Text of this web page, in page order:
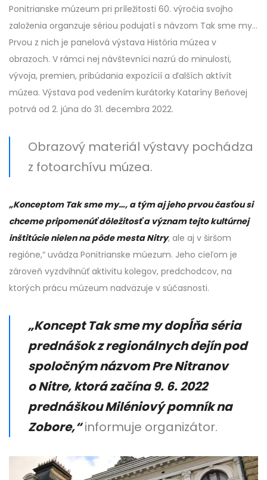
Ponitrianske múzeum pri príležitosti 60. výročia svojho
založenia organzuje sériou podujatí s návzom Tak sme my…
Prvou z nich je panelová výstava História múzea v
obrazoch. V rámci nej návštevníci nazrú do minulosti,
vývoja, premien, pribúdania expozícií a ďalších aktívít
múzea. Výstava pod vedením kurátorky Kataríny Beňovej
potrvá od 2. júna do 31. decembra 2022.
Obrazový materiál výstavy pochádza
z fotoarchívu múzea.
„Konceptom Tak sme my…, a tým aj jeho prvou časťou si
chceme pripomenúť dôležitosť a význam tejto kultúrnej
inštitúcie nielen na pôde mesta Nitry, ale aj v širšom
regióne,“ uvádza Ponitrianske múezum. Jeho cieľom je
zároveň vyzdvihnúť aktivitu kolegov, predchodcov, na
ktorých prácu múzeum nadväzuje v súčasnosti.
„Koncept Tak sme my dopĺňa séria
prednášok z regionálnych dejín pod
spoločným názvom Pre Nitranov
o Nitre, ktorá začína 9. 6. 2022
prednáškou Miléniový pomník na
Zobore,“informuje organizátor.